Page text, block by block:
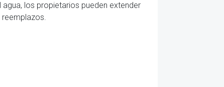
los propietarios pueden extender